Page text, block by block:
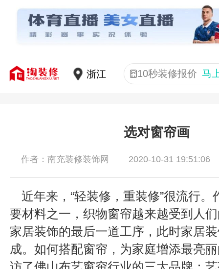
10秒装修报价 马
选对窗帘画
作者：南充装修装饰网 2020-10-31 19:51:06
近年来，“轻装修，重装修”很流行。
要材料之一，织物窗帘越来越受到人
家居装饰的最后一道工序，此时家居
成。如何搭配窗帘，为家庭增添最亮